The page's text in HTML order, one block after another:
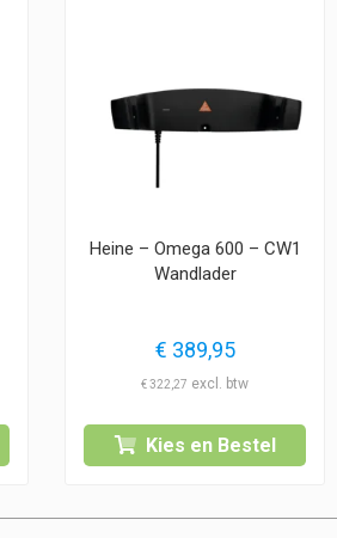
Heine – Omega 600 – CW1
Wandlader
€ 389,95
€322,27
Kies en Bestel